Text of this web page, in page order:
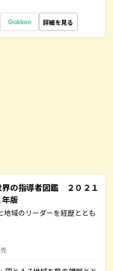
詳細を見る
の指導者図鑑 ２０２１
年版
地域のリーダーを経歴ととも